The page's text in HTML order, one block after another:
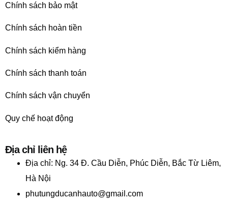
Chính sách bảo mật
Chính sách hoàn tiền
Chính sách kiểm hàng
Chính sách thanh toán
Chính sách vận chuyển
Quy chế hoạt động
Địa chỉ liên hệ
Địa chỉ: Ng. 34 Đ. Cầu Diễn, Phúc Diễn, Bắc Từ Liêm,
Hà Nội
phutungducanhauto@gmail.com